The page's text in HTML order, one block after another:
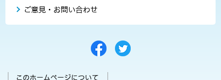
ご意見・お問い合わせ
このホームページについて